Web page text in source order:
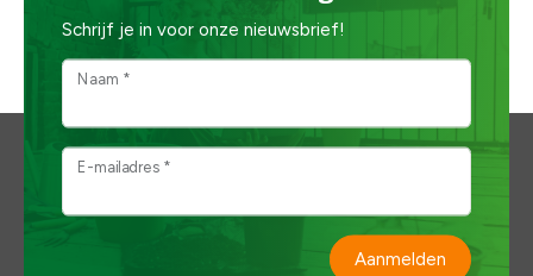
Schrijf je in voor onze nieuwsbrief!
Naam *
E-mailadres *
Aanmelden